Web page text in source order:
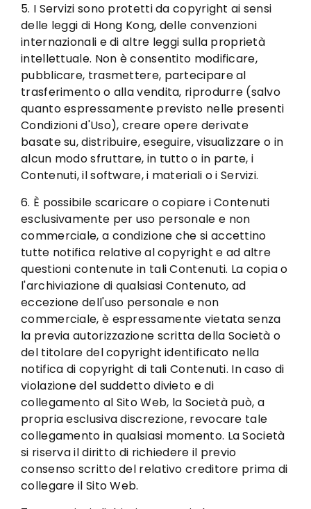
5. I Servizi sono protetti da copyright ai sensi
delle leggi di Hong Kong, delle convenzioni
internazionali e di altre leggi sulla proprietà
intellettuale. Non è consentito modificare,
pubblicare, trasmettere, partecipare al
trasferimento o alla vendita, riprodurre (salvo
quanto espressamente previsto nelle presenti
Condizioni d'Uso), creare opere derivate
basate su, distribuire, eseguire, visualizzare o in
alcun modo sfruttare, in tutto o in parte, i
Contenuti, il software, i materiali o i Servizi.
6. È possibile scaricare o copiare i Contenuti
esclusivamente per uso personale e non
commerciale, a condizione che si accettino
tutte notifica relative al copyright e ad altre
questioni contenute in tali Contenuti. La copia o
l'archiviazione di qualsiasi Contenuto, ad
eccezione dell'uso personale e non
commerciale, è espressamente vietata senza
la previa autorizzazione scritta della Società o
del titolare del copyright identificato nella
notifica di copyright di tali Contenuti. In caso di
violazione del suddetto divieto e di
collegamento al Sito Web, la Società può, a
propria esclusiva discrezione, revocare tale
collegamento in qualsiasi momento. La Società
si riserva il diritto di richiedere il previo
consenso scritto del relativo creditore prima di
collegare il Sito Web.